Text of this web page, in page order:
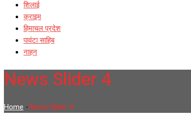
शिलाई
क्राइम
हिमाचल प्रदेश
पावंटा साहिब
नाहन
News Slider 4
Home -News Slider 4